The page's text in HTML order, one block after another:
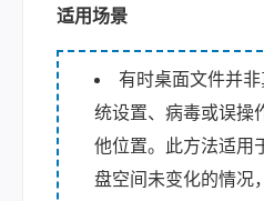
适用场景
有时桌面文件并
统设置、病毒或误操
他位置。此方法适用
盘空间未变化的情况